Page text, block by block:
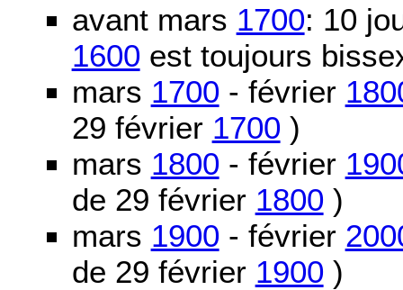
avant mars 1700: 10
1600 est toujours
mars 1700 - février
29 février 1700 )
mars 1800 - février
de 29 février 1800 )
mars 1900 - février
de 29 février 1900 )